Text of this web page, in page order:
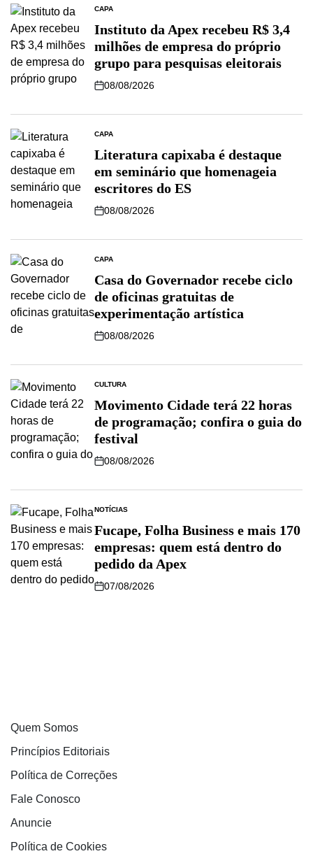
CAPA
Instituto da Apex recebeu R$ 3,4
milhões de empresa do próprio
grupo para pesquisas eleitorais
08/08/2026
CAPA
Literatura capixaba é destaque
em seminário que homenageia
escritores do ES
08/08/2026
CAPA
Casa do Governador recebe ciclo
de oficinas gratuitas de
experimentação artística
08/08/2026
CULTURA
Movimento Cidade terá 22 horas
de programação; confira o guia do
festival
08/08/2026
NOTÍCIAS
Fucape, Folha Business e mais 170
empresas: quem está dentro do
pedido da Apex
07/08/2026
Quem Somos
Princípios Editoriais
Política de Correções
Fale Conosco
Anuncie
Política de Cookies